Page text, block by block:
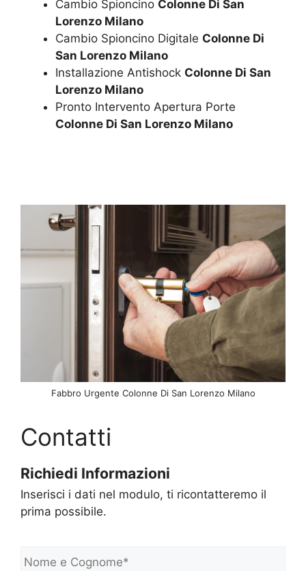
Cambio Spioncino Colonne Di San
Lorenzo Milano
Cambio Spioncino Digitale Colonne Di
San Lorenzo Milano
Installazione Antishock Colonne Di San
Lorenzo Milano
Pronto Intervento Apertura Porte
Colonne Di San Lorenzo Milano
Fabbro Urgente Colonne Di San Lorenzo Milano
Contatti
Richiedi Informazioni
Inserisci i dati nel modulo, ti ricontatteremo il
prima possibile.
o